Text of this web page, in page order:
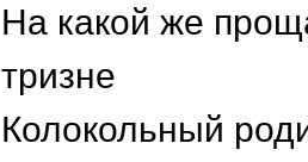
На какой же
тризне
Колокольный